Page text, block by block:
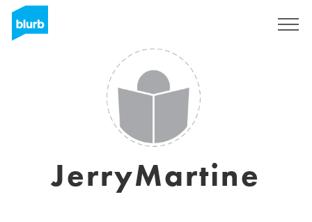
JerryMartine